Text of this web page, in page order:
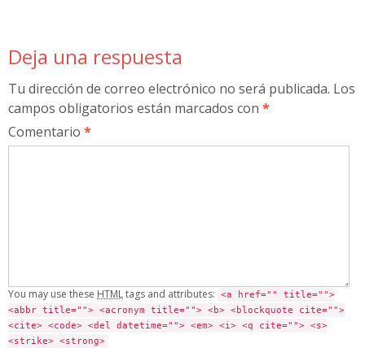
Deja una respuesta
Tu dirección de correo electrónico no será publicada. Los
campos obligatorios están marcados con *
Comentario *
You may use these HTMLtags and attributes:
<a href="" title="">
<abbr title=""> <acronym title=""> <b> <blockquote cite="">
<cite> <code> <del datetime=""> <em> <i> <q cite=""> <s>
<strike> <strong>